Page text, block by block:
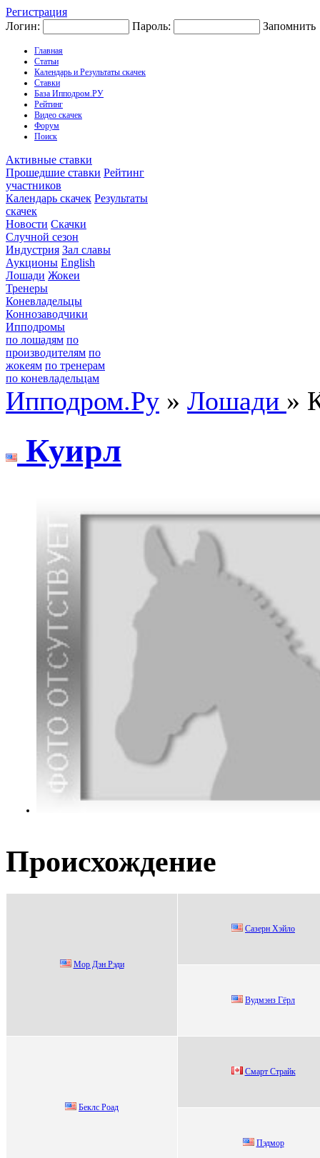
Регистрация
Логин:
Пароль: Запомнить
Главная
Статьи
Календарь и Результаты скачек
Ставки
База Ипподром.РУ
Рейтинг
Видео скачек
Форум
Поиск
Активные ставки
Прошедшие ставки Рейтинг
участников
Календарь скачек Результаты
скачек
Новости Скачки
Случной сезон
Индустрия Зал славы
Аукционы English
Лошади Жокеи
Тренеры
Коневладельцы
Коннозаводчики
Ипподромы
по лошадям по
производителям по
жокеям по тренерам
по коневладельцам
Ипподром.Ру » Лошади »
Куиpл
Происхождение
Мор Дэн Pэди
Caзepн Хэйло
Вудмэнз Гёpл
Бeклс Рoад
Смapт Стpaйк
Пэдмор